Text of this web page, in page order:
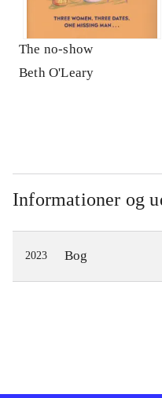
The no-show
Beth O'Leary
Informationer og
2023 Bog